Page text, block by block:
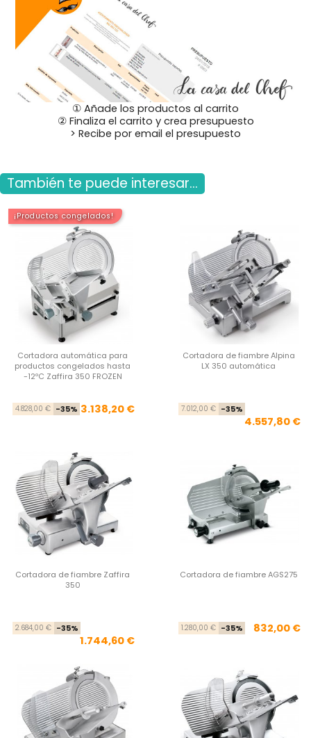
① Añade los productos al carrito
② Finaliza el carrito y crea presupuesto
> Recibe por email el presupuesto
También te puede interesar...
¡Productos congelados!
Cortadora automática para
productos congelados hasta
-12ºC Zaffira 350 FROZEN
Precio base
4.828,00 € -35% Precio
3.138,20 €
Cortadora de fiambre Alpina
LX 350 automática
7.012,00 € -35%
4.557,80 €
Cortadora de fiambre Zaffira
350
Precio base
2.684,00 € -35%
1.744,60 €
Cortadora de fiambre AGS275
1.280,00 € -35% 832,00 €